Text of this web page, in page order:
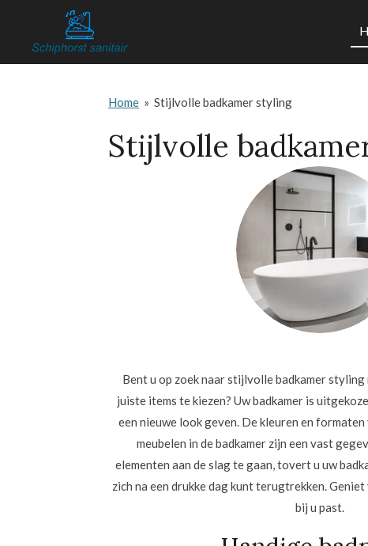
Home » Stijlvolle badkamer styling
Stijlvolle
Bent u op zoek naar stijlvolle badkamer
juiste items te kiezen? Uw badkamer is
een nieuwe look geven. De kleuren en
meubelen in de badkamer zijn een vast
elementen aan de slag te gaan, tovert u uw
zich na een drukke dag kunt terugtrekken. Geniet
bij u past.